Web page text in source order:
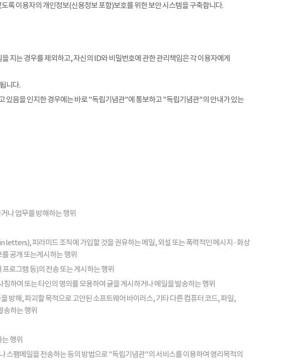
록 이용자의 개인정보(신용정보 포함)보호를 위한 보안 시스템을 구축합니다.
는 경우를 제외하고, 자신의 ID와 비밀번호에 관한 관리책임은 각 이용자에게
니다.
있음을 인지한 경우에는 바로 "독립기념관"에 통보하고 "독립기념관"의 안내가 있는
나 업무를 방해하는 행위
피라미드 조직에 가입할 것을 권유하는 메일, 외설 또는 폭력적인 메시지 · 화상
공개 또는게시하는 행위
로그램 등)의 전송 또는 게시하는 행위
하여 또는 타인의 명의를 모용하여 글을 게시하거나 메일을 발송하는 행위
방해, 파괴할 목적으로 고안된 소프트웨어 바이러스, 기타 다른 컴퓨터 코드, 파일,
송하는 행위
행위
스팸메일을 전송하는 등의 방법으로 "독립기념관"의 서비스를 이용하여 영리목적의